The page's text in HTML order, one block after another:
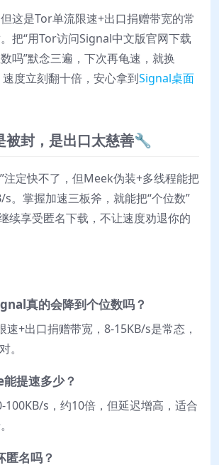
这是Tor单流限速+出口捐赠带宽的常
把“用Tor访问Signal中文版官网下载
吗”默念三遍，下次再龟速，就换
度立刻翻十倍，安心拿到Signal桌面
被封，是出口太慈善🔧
注定快不了，但Meek伪装+多线程能把
。掌握加速三板斧，就能把“个位数”
续享受匿名下载，不让速度劝退你的
真的会降到个位数吗？
速+出口捐赠带宽，8-15KB/s是常态，
。
提速多少？
100KB/s，约10倍，但延迟增高，适合
匿名吗？